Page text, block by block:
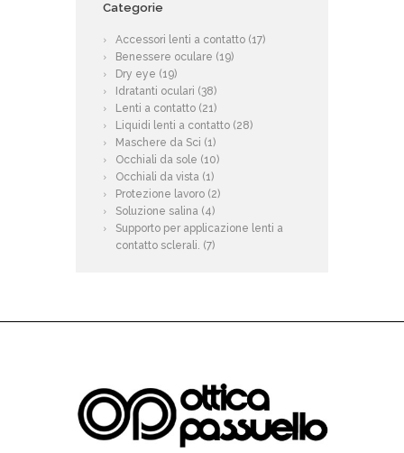
Categorie
Accessori lenti a contatto (17)
Benessere oculare (19)
Dry eye (19)
Idratanti oculari (38)
Lenti a contatto (21)
Liquidi lenti a contatto (28)
Maschere da Sci (1)
Occhiali da sole (10)
Occhiali da vista (1)
Protezione lavoro (2)
Soluzione salina (4)
Supporto per applicazione lenti a
contatto sclerali. (7)